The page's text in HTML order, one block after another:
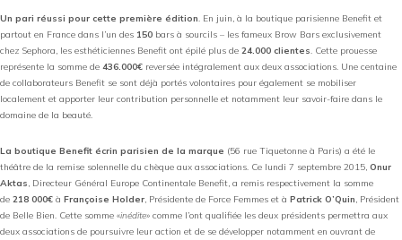
Un pari réussi pour cette première édition. En juin, à la boutique parisienne Benefit et
partout en France dans l’un des 150 bars à sourcils – les fameux Brow Bars exclusivement
chez Sephora, les esthéticiennes Benefit ont épilé plus de 24.000 clientes. Cette prouesse
représente la somme de 436.000€ reversée intégralement aux deux associations. Une centaine
de collaborateurs Benefit se sont déjà portés volontaires pour également se mobiliser
localement et apporter leur contribution personnelle et notamment leur savoir-faire dans le
domaine de la beauté.
La boutique Benefit écrin parisien de la marque (56 rue Tiquetonne à Paris) a été le
théâtre de la remise solennelle du chèque aux associations. Ce lundi 7 septembre 2015, Onur
Aktas, Directeur Général Europe Continentale Benefit, a remis respectivement la somme
de 218 000€ à Françoise Holder, Présidente de Force Femmes et à Patrick O’Quin, Président
de Belle Bien. Cette somme «inédite» comme l’ont qualifiée les deux présidents permettra aux
deux associations de poursuivre leur action et de se développer notamment en ouvrant de